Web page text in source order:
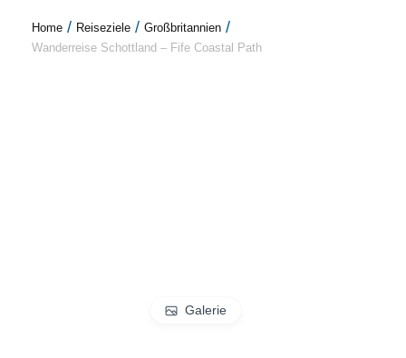
Home / Reiseziele / Großbritannien /
Wanderreise Schottland – Fife Coastal Path
Galerie